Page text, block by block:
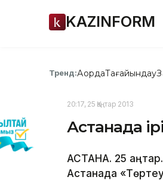
KAZINFORM
Тренд:АқордаТағайындау
20:17, 25 Қаңтар 2013
Астанада
АСТАНА. 25
Астанада